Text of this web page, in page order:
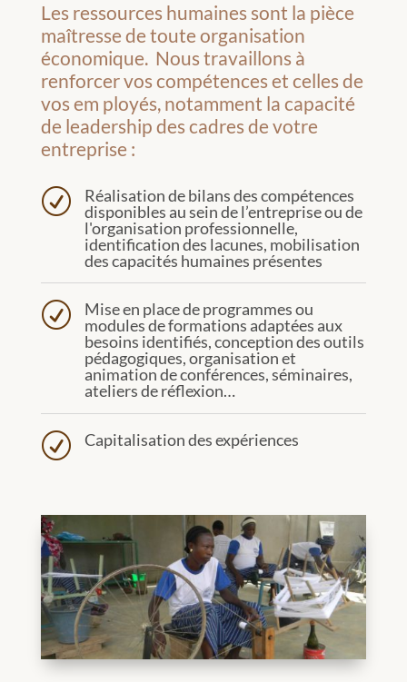
Les ressources humaines sont la pièce
maîtresse de toute organisation
économique. Nous travaillons à
renforcer vos compétences et celles de
vos em ployés, notamment la capacité
de leadership des cadres de votre
entreprise :
R
Réalisation de bilans des compétences
disponibles au sein de l’entreprise ou de
l'organisation professionnelle,
identification des lacunes, mobilisation
des capacités humaines présentes
R
Mise en place de programmes ou
modules de formations adaptées aux
besoins identifiés, conception des outils
pédagogiques, organisation et
animation de conférences, séminaires,
ateliers de réflexion…
R Capitalisation des expériences